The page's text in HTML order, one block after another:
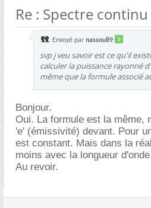
Re : Spectre
Envoyé par nassou89
svp j veu savoir est ce qu'il
calculer la puissance rayonné
même que la formule associé
Bonjour.
Oui. La formule est la même,
'e' (émissivité) devant. Pour
est constant. Mais dans la
moins avec la longueur
Au revoir.